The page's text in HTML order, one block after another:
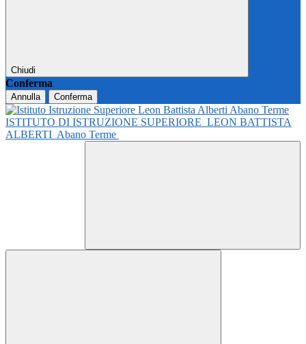
Chiudi
Conferma
Annulla Conferma
ISTITUTO DI ISTRUZIONE SUPERIORE LEON BATTISTA
ALBERTI Abano Terme